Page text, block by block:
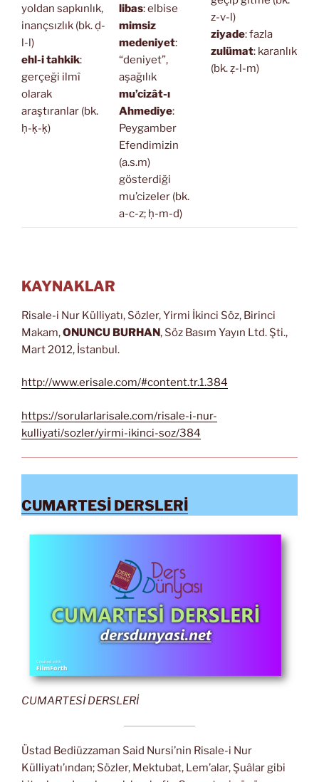
yoldan sapkınlık,
inançsızlık (bk. ḍ-
l-l)
ehl-i tahkik:
gerçeği ilmî
olarak
araştıranlar (bk.
ḥ-ḳ-ḳ)
libas: elbise
mimsiz
medeniyet:
“deniyet”,
aşağılık
mu’cizât-ı
Ahmediye:
Peygamber
Efendimizin
(a.s.m)
gösterdiği
mu’cizeler (bk.
a-c-z; ḥ-m-d)
z-v-l)
ziyade: fazla
zulümat: karanlık
(bk. ẓ-l-m)
KAYNAKLAR
Risale-i Nur Külliyatı, Sözler, Yirmi İkinci Söz, Birinci
Makam,ONUNCU BURHAN, Söz Basım Yayın Ltd. Şti.,
Mart 2012, İstanbul.
http://www.erisale.com/#content.tr.1.384
https://sorularlarisale.com/risale-i-nur-
kulliyati/sozler/yirmi-ikinci-soz/384
CUMARTESİ DERSLERİ
CUMARTESİ DERSLERİ
Üstad Bediüzzaman Said Nursi’nin Risale-i Nur
Külliyatı’ından; Sözler, Mektubat, Lem’alar, Şuâlar gibi